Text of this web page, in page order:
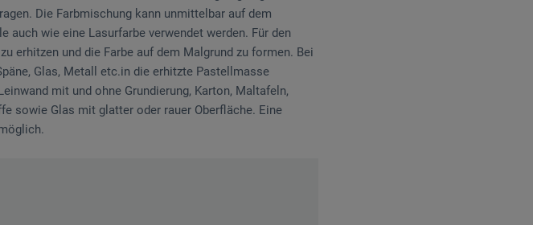
Die Farbmischung kann unmittelbar auf dem
auch wie eine Lasurfarbe verwendet werden. Für den
erhitzen und die Farbe auf dem Malgrund zu formen. Bei
Glas, Metall etc.in die erhitzte Pastellmasse
mit und ohne Grundierung, Karton, Maltafeln,
sowie Glas mit glatter oder rauer Oberfläche. Eine